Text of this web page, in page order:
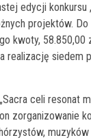
edycji konkursu
projektów.
kwoty,
realizację
celi resonat
on zorganizowanie